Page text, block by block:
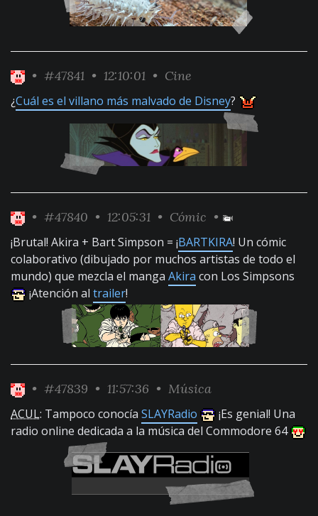
• #47841 • 12:10:01 • Cine
¿Cuál es el villano más malvado de Disney?
• #47840 • 12:05:31 • Cómic •
¡Brutal! Akira + Bart Simpson = ¡BARTKIRA! Un cómic
colaborativo (dibujado por muchos artistas de todo el
mundo) que mezcla el manga Akira con Los Simpsons
¡Atención al trailer!
• #47839 • 11:57:36 • Música
ACUL: Tampoco conocía SLAYRadio
¡Es genial! Una
radio online dedicada a la música del Commodore 64